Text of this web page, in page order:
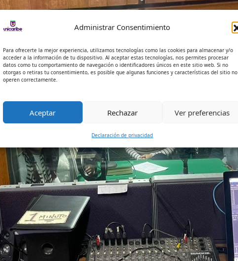
Administrar Consentimiento
Para ofrecerte la mejor experiencia, utilizamos tecnologías como las cookies para almacenar y/o
acceder a la información de tu dispositivo. Al aceptar estas tecnologías, nos permites procesar
datos como tu comportamiento de navegación o identificadores únicos en este sitio web. Si no
otorgas o retiras tu consentimiento, es posible que algunas funciones y características del sitio no
operen correctamente.
Aceptar Rechazar Ver preferencias
Declaración de privacidad